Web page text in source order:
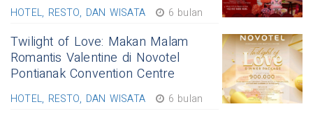
HOTEL, RESTO, DAN WISATA 6 bulan
Twilight of Love: Makan Malam
Romantis Valentine di Novotel
Pontianak Convention Centre
HOTEL, RESTO, DAN WISATA 6 bulan